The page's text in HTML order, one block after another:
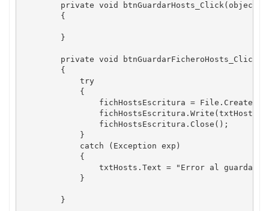
private void btnGuardarHosts_Click(object
        {
        }
private void
        {
            try
            {
fichHostsEscritura =
                fichHostsEscritura.Close();
            }
            catch (Exception exp)
            {
txtHosts.Text = "Error al guardar
            }
        }